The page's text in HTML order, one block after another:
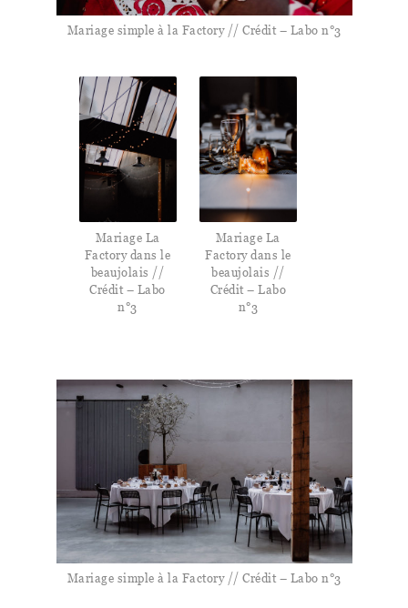
Mariage simple à la Factory // Crédit – Labo n°3
Mariage La
Factory dans le
beaujolais //
Crédit – Labo
n°3
Mariage La
Factory dans le
beaujolais //
Crédit – Labo
n°3
Mariage simple à la Factory // Crédit – Labo n°3